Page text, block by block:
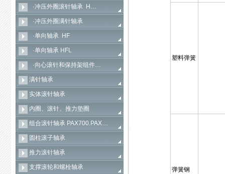
·冲压外圈滚针轴承 H…
·冲压外圈满针轴承
·单向轴承 HF
·单向轴承 HFL
·向心滚针和保持架组件…
满针轴承
实体滚针轴承
内圈、滚针、推力垫圈
组合滚针轴承 PAX700.PAX…
圆柱滚子轴承
推力滚针轴承
支撑滚轮和螺栓轴承
塑料弹簧
弹簧钢